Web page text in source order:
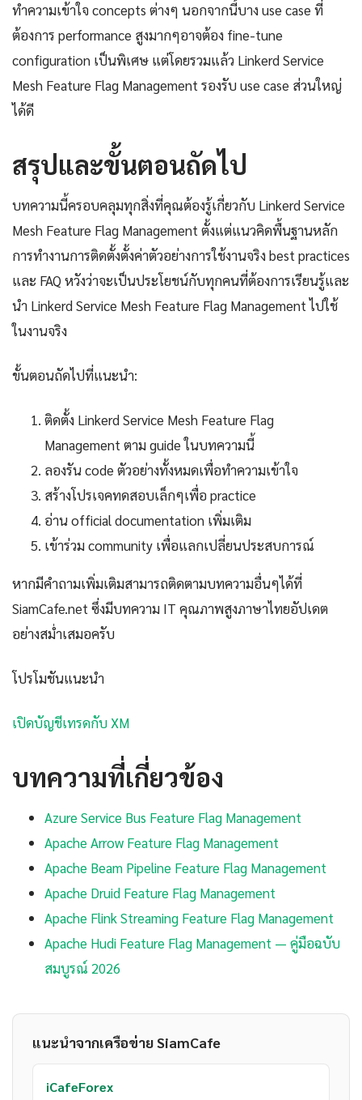
ทำความเข้าใจ concepts ต่างๆ นอกจากนี้บาง use case ที่
ต้องการ performance สูงมากๆอาจต้อง fine-tune
configuration เป็นพิเศษ แต่โดยรวมแล้ว Linkerd Service
Mesh Feature Flag Management รองรับ use case ส่วนใหญ่
ได้ดี
สรุปและขั้นตอนถัดไป
บทความนี้ครอบคลุมทุกสิ่งที่คุณต้องรู้เกี่ยวกับ Linkerd Service
Mesh Feature Flag Management ตั้งแต่แนวคิดพื้นฐานหลัก
การทำงานการติดตั้งตั้งค่าตัวอย่างการใช้งานจริง best practices
และ FAQ หวังว่าจะเป็นประโยชน์กับทุกคนที่ต้องการเรียนรู้และ
นำ Linkerd Service Mesh Feature Flag Management ไปใช้
ในงานจริง
ขั้นตอนถัดไปที่แนะนำ:
ติดตั้ง Linkerd Service Mesh Feature Flag
Management ตาม guide ในบทความนี้
ลองรัน code ตัวอย่างทั้งหมดเพื่อทำความเข้าใจ
สร้างโปรเจคทดสอบเล็กๆเพื่อ practice
อ่าน official documentation เพิ่มเติม
เข้าร่วม community เพื่อแลกเปลี่ยนประสบการณ์
หากมีคำถามเพิ่มเติมสามารถติดตามบทความอื่นๆได้ที่
SiamCafe.net ซึ่งมีบทความ IT คุณภาพสูงภาษาไทยอัปเดต
อย่างสม่ำเสมอครับ
โปรโมชันแนะนำ
เปิดบัญชีเทรดกับ XM
บทความที่เกี่ยวข้อง
Azure Service Bus Feature Flag Management
Apache Arrow Feature Flag Management
Apache Beam Pipeline Feature Flag Management
Apache Druid Feature Flag Management
Apache Flink Streaming Feature Flag Management
Apache Hudi Feature Flag Management — คู่มือฉบับ
สมบูรณ์ 2026
แนะนำจากเครือข่าย SiamCafe
iCafeForex